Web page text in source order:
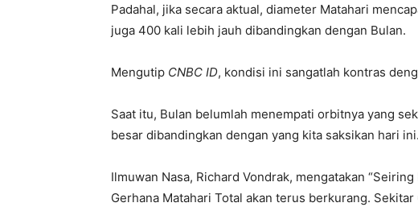
Padahal, jika secara aktual, diameter Matahari
juga 400 kali lebih jauh dibandingkan dengan Bulan.
Mengutip CNBC ID, kondisi ini sangatlah kontras
Saat itu, Bulan belumlah menempati orbitnya yang
besar dibandingkan dengan yang kita saksikan hari ini.
Ilmuwan Nasa, Richard Vondrak, mengatakan
Gerhana Matahari Total akan terus berkurang.